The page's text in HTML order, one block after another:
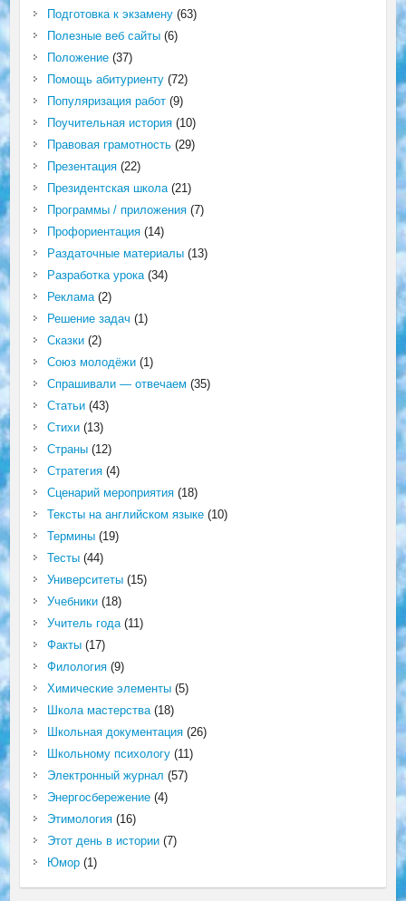
Подготовка к экзамену(63)
Полезные веб сайты(6)
Положение(37)
Помощь абитуриенту(72)
Популяризация работ(9)
Поучительная история(10)
Правовая грамотность(29)
Презентация(22)
Президентская школа(21)
Программы / приложения(7)
Профориентация(14)
Раздаточные материалы(13)
Разработка урока(34)
Реклама(2)
Решение задач (1)
Сказки(2)
Союз молодёжи(1)
Спрашивали — отвечаем (35)
Статьи(43)
Стихи(13)
Страны(12)
Стратегия(4)
Сценарий мероприятия(18)
Тексты на английском языке(10)
Термины(19)
Тесты(44)
Университеты(15)
Учебники(18)
Учитель года(11)
Факты(17)
Филология(9)
Химические элементы(5)
Школа мастерства(18)
Школьная документация(26)
Школьному психологу(11)
Электронный журнал (57)
Энергосбережение(4)
Этимология(16)
Этот день в истории(7)
Юмор(1)